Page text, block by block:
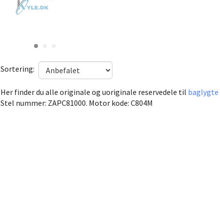
Sortering:
Her finder du alle originale og uoriginale reservedele til baglygte
Stel nummer: ZAPC81000. Motor kode: C804M